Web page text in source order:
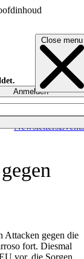
Close menu
NewslettersEvents
Anmelden
Attacken gegen die
fort. Diesmal